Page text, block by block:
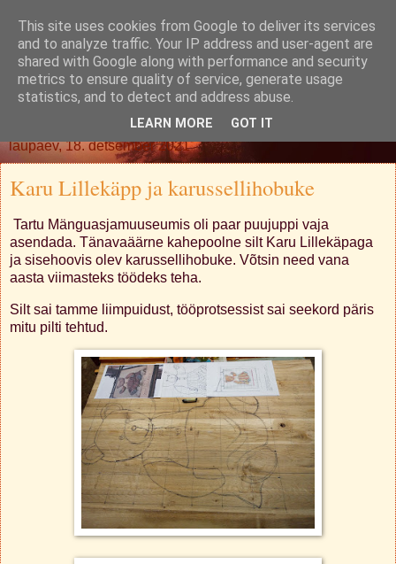
Oh. Jah. Muidugi.
laupäev, 18. detsember 2021
Karu Lillekäpp ja karussellihobuke
Tartu Mänguasjamuuseumis oli paar puujuppi vaja
asendada. Tänavaäärne kahepoolne silt Karu Lillekäpaga
ja sisehoovis olev karussellihobuke. Võtsin need vana
aasta viimasteks töödeks teha.
Silt sai tamme liimpuidust, tööprotsessist sai seekord päris
mitu pilti tehtud.
This site uses cookies from Google to deliver its services
and to analyze traffic. Your IP address and user-agent are
shared with Google along with performance and security
metrics to ensure quality of service, generate usage
statistics, and to detect and address abuse.
LEARN MORE GOT IT